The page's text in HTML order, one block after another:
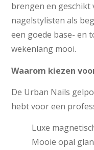
brengen en geschikt
nagelstylisten als
een goede base- en
wekenlang mooi.
Waarom kiezen
De Urban Nails
hebt voor een
Luxe
Mooie opal